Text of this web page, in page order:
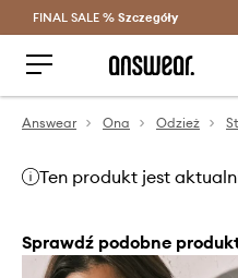
Oszczędzaj z
FINAL SALE % Szczegóły
Answear Ona Odzież
Ten produkt jest
Sprawdź podobne